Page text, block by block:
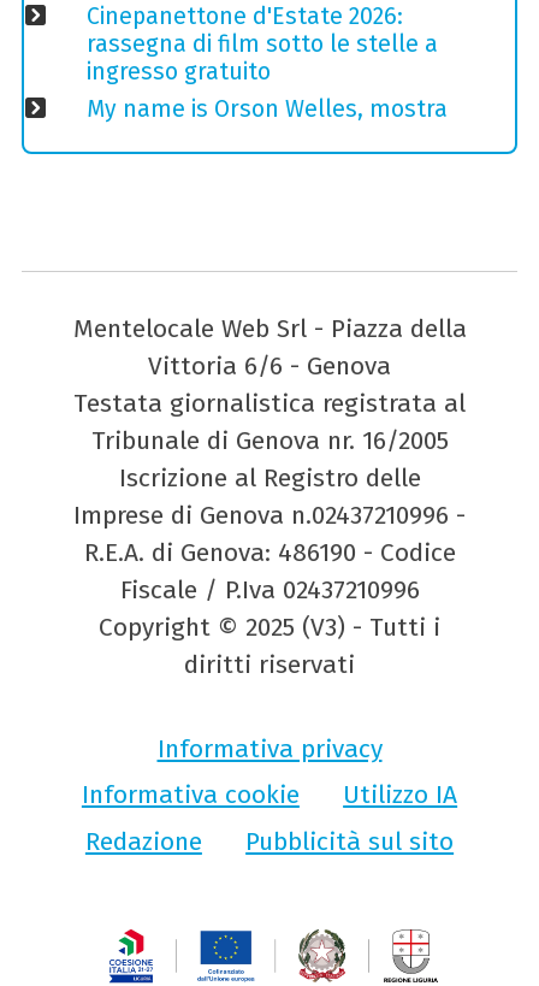
Cinepanettone d'Estate 2026:
rassegna di film sotto le stelle a
ingresso gratuito
My name is Orson Welles, mostra
Mentelocale Web Srl - Piazza della
Vittoria 6/6 - Genova
Testata giornalistica registrata al
Tribunale di Genova nr. 16/2005
Iscrizione al Registro delle
Imprese di Genova n.02437210996 -
R.E.A. di Genova: 486190 - Codice
Fiscale / P.Iva 02437210996
Copyright © 2025 (V3) - Tutti i
diritti riservati
Informativa privacy
Informativa cookie
Utilizzo IA
Redazione
Pubblicità sul sito